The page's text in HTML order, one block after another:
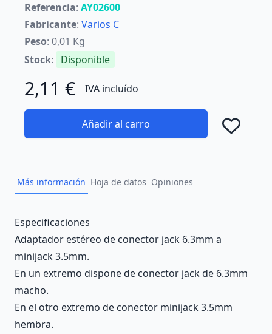
Referencia: AY02600
Fabricante: Varios C
Peso: 0,01 Kg
Stock: Disponible
2,11 € IVA incluído
Añadir al carro
Más información Hoja de datos Opiniones
Description
Especificaciones
Adaptador estéreo de conector jack 6.3mm a
minijack 3.5mm.
En un extremo dispone de conector jack de 6.3mm
macho.
En el otro extremo de conector minijack 3.5mm
hembra.